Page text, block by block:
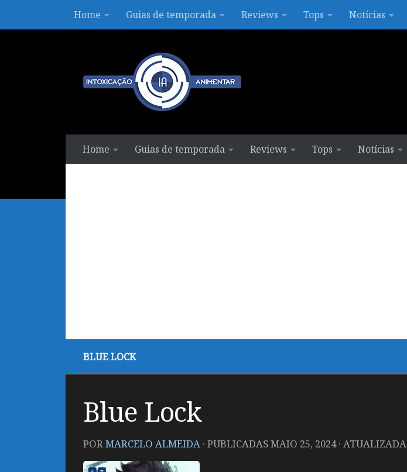
Skip to contentHome Guias de temporada Reviews Tops Notícias
Home Guias de temporada Reviews Tops Notícias
BLUE LOCK
Blue Lock
PORMARCELO ALMEIDA · PUBLICADASMAIO 25, 2024· ATUALIZADA